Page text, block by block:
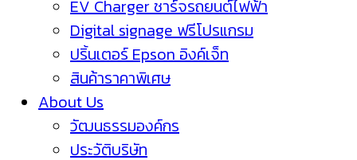
EV Charger ชาร์จรถยนต์ไฟฟ้า
Digital signage ฟรีโปรแกรม
ปริ้นเตอร์ Epson อิงค์เจ็ท
สินค้าราคาพิเศษ
About Us
วัฒนธรรมองค์กร
ประวัติบริษัท